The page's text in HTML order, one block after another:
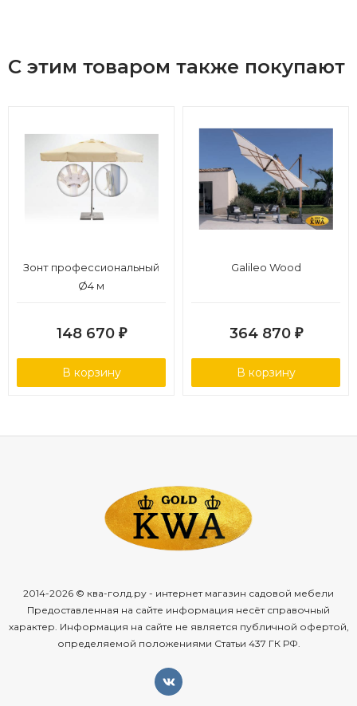
С этим товаром также покупают
Зонт профессиональный
Ø4 м
148 670 ₽
В корзину
Galileo Wood
364 870 ₽
В корзину
2014-2026 © ква-голд.ру - интернет магазин садовой мебели
Предоставленная на сайте информация несёт справочный
характер. Информация на сайте не является публичной офертой,
определяемой положениями Статьи 437 ГК РФ.